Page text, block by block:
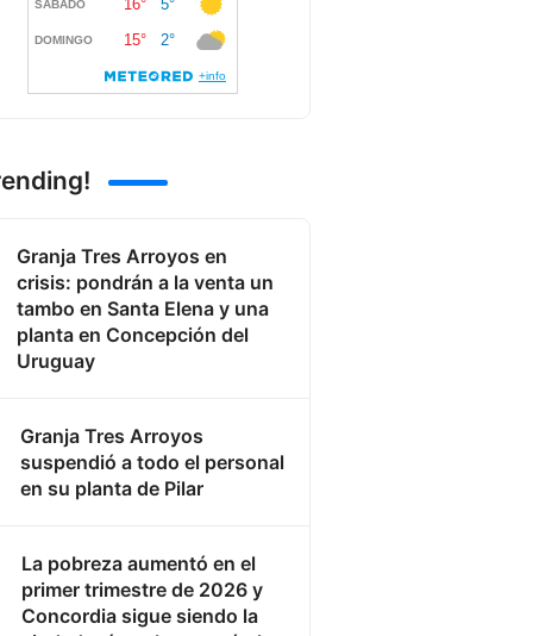
Granja Tres Arroyos en
crisis: pondrán a la venta un
tambo en Santa Elena y una
planta en Concepción del
Uruguay
Granja Tres Arroyos
suspendió a todo el personal
en su planta de Pilar
La pobreza aumentó en el
primer trimestre de 2026 y
Concordia sigue siendo la